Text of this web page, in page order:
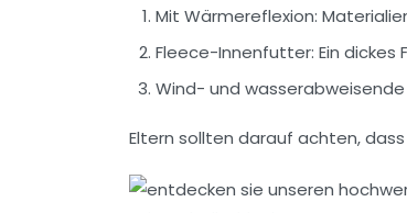
Mit Wärmereflexion:
Fleece-Innenfutter: Ein
Wind- und
Eltern sollten darauf achten,